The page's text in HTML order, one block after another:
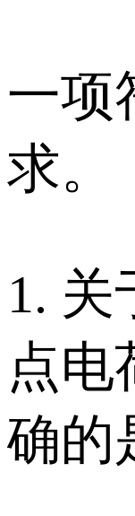
一项
求。
1. 关
点电
确